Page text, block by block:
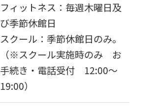
フィットネス：毎週木曜日及
び季節休館日
スクール：季節休館日のみ。
（※スクール実施時のみ お
手続き・電話受付 12:00～
19:00）